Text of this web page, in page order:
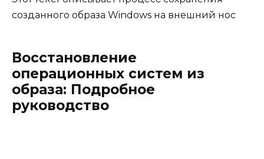
созданного образа Windows на внешний нос
Восстановление
операционных систем из
образа: Подробное
руководство